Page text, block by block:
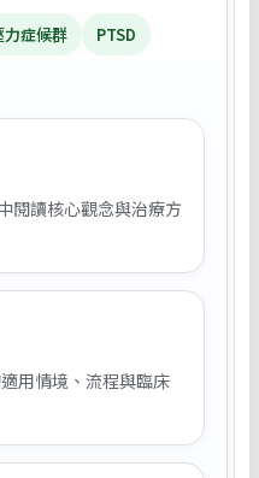
症候群 PTSD
閱讀核心觀念與治療方
用情境、流程與臨床